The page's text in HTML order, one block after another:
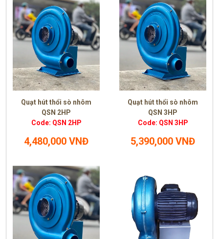
Quạt hút thổi sò nhôm
QSN 2HP
Code: QSN 2HP
4,480,000 VNĐ
Quạt hút thổi sò nhôm
QSN 3HP
Code: QSN 3HP
5,390,000 VNĐ